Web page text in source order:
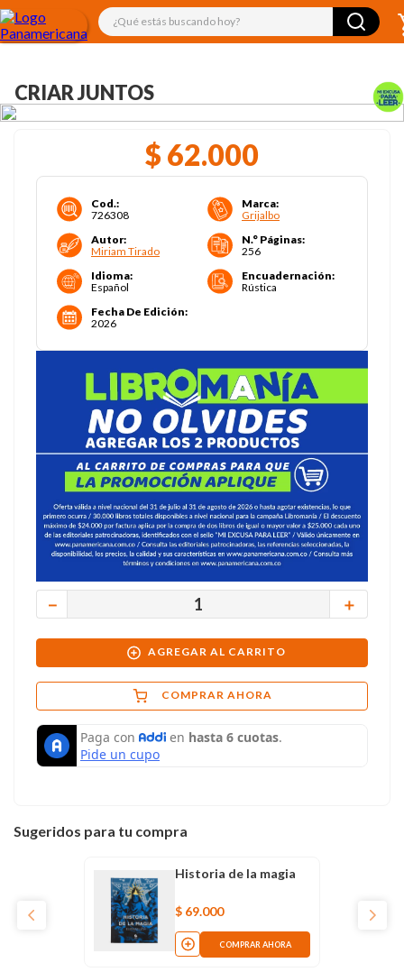
¿Qué estás buscando hoy?
CRIAR JUNTOS
$ 62.000
Cod.:
726308
Marca:
Grijalbo
Autor:
Miriam Tirado
N.° Páginas:
256
Idioma:
Español
Encuadernación:
Rústica
Fecha De Edición:
2026
＋
－
AGREGAR AL CARRITO
COMPRAR AHORA
Sugeridos para tu compra
Historia de la magia
$ 69.000
COMPRAR AHORA